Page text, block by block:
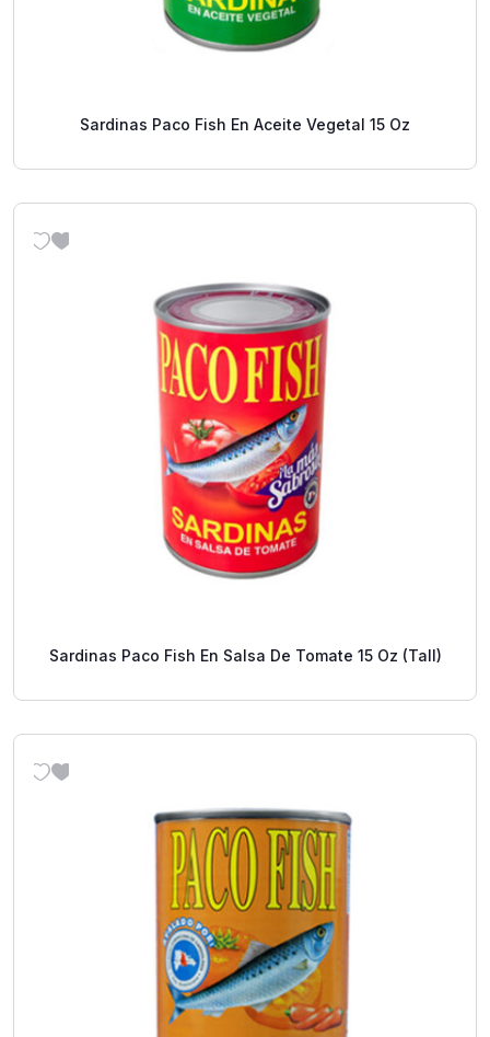
Sardinas Paco Fish En Aceite Vegetal 15 Oz
Sardinas Paco Fish En Salsa De Tomate 15 Oz (Tall)